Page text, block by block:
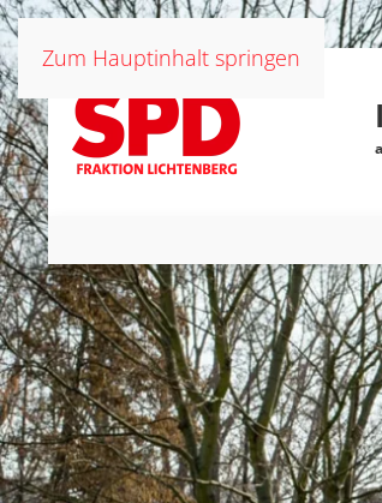
Zum Hauptinhalt springen